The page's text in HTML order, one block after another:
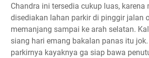
Chandra ini tersedia cukup luas, karena
disediakan lahan parkir di pinggir jalan
memanjang sampai ke arah selatan.
siang hari emang bakalan panas itu
parkirnya kayaknya ga siap bawa